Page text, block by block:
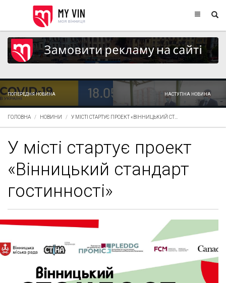
ПОПЕРЕДНЯ НОВИНА НАСТУПНА НОВИНА
ГОЛОВНА НОВИНИ У МІСТІ СТАРТУЄ ПРОЕКТ «ВІННИЦЬКИЙ СТ...
У місті стартує проект
«Вінницький стандарт
гостинності»